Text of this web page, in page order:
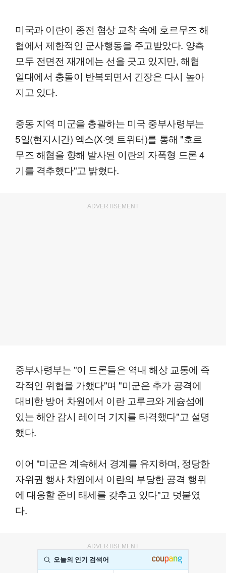
미국과 이란이 종전 협상 교착 속에 호르무즈 해
협에서 제한적인 군사행동을 주고받았다. 양측
모두 전면전 재개에는 선을 긋고 있지만, 해협
일대에서 충돌이 반복되면서 긴장은 다시 높아
지고 있다.
중동 지역 미군을 총괄하는 미국 중부사령부는
5일(현지시간) 엑스(X·옛 트위터)를 통해 "호르
무즈 해협을 향해 발사된 이란의 자폭형 드론 4
기를 격추했다"고 밝혔다.
ADVERTISEMENT
중부사령부는 "이 드론들은 역내 해상 교통에 즉
각적인 위협을 가했다"며 "미군은 추가 공격에
대비한 방어 차원에서 이란 고루크와 게슘섬에
있는 해안 감시 레이더 기지를 타격했다"고 설명
했다.
이어 "미군은 계속해서 경계를 유지하며, 정당한
자위권 행사 차원에서 이란의 부당한 공격 행위
에 대응할 준비 태세를 갖추고 있다"고 덧붙였
다.
ADVERTISEMENT